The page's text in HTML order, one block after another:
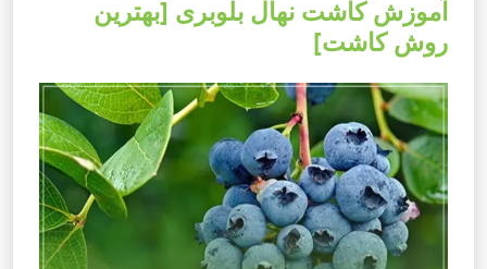
آموزش کاشت نهال بلوبری [بهترین
روش کاشت]